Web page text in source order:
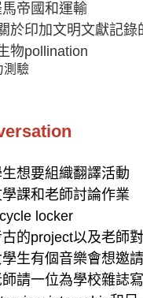
馬帝國和運輸
於印加文明文獻記錄
物pollination
生想要組織翻譯活動
課和老師討論作業
locker
的project以及老師
學生有個音樂會想邀
師請一位為學校雜誌